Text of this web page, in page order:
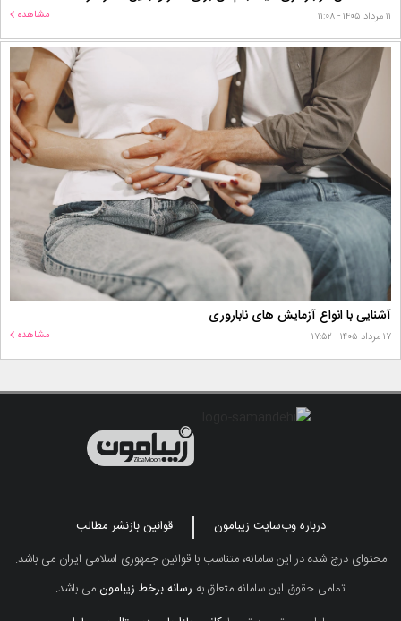
۱۱ مرداد ۱۴۰۵ - ۱۱:۰۸ مشاهده
آشنایی با انواع آزمایش های ناباروری
۱۷ مرداد ۱۴۰۵ - ۱۷:۵۲ مشاهده
درباره وب‌سایت زیبامون
قوانین بازنشر مطالب
محتوای درج شده در این سامانه، متناسب با قوانین جمهوری اسلامی ایران می باشد.
تمامی حقوق این سامانه متعلق به رسانه برخط زیبامونمی باشد.